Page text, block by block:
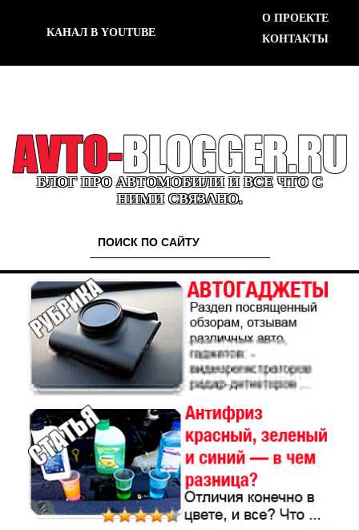
КАНАЛ В YOUTUBE
О ПРОЕКТЕ
КОНТАКТЫ
БЛОГ ПРО АВТОМОБИЛИ И ВСЕ ЧТО С
НИМИ СВЯЗАНО.